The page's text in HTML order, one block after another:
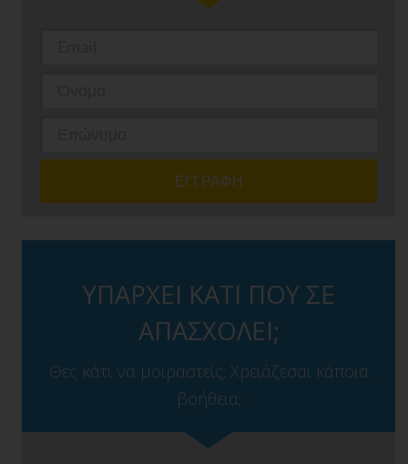
ΥΠΑΡΧΕΙ ΚΑΤΙ ΠΟΥ ΣΕ
ΑΠΑΣΧΟΛΕΙ;
Θες κάτι να μοιραστείς; Χρειάζεσαι κάποια
βοήθεια;